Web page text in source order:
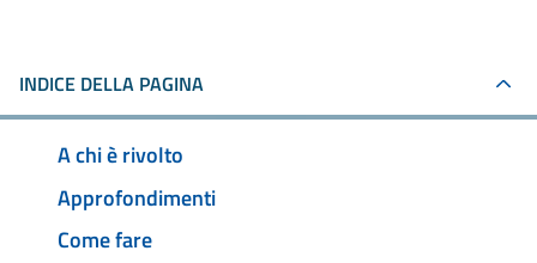
INDICE DELLA PAGINA
A chi è rivolto
Approfondimenti
Come fare